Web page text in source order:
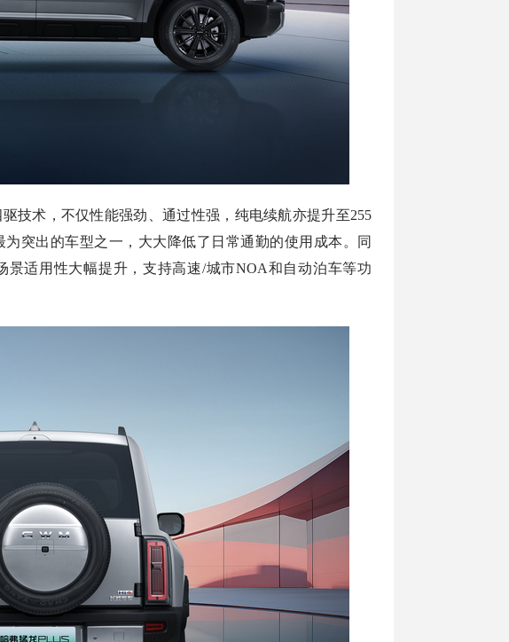
技术，不仅性能强劲、通过性强，纯电续航亦提升至255
突出的车型之一，大大降低了日常通勤的使用成本。同
景适用性大幅提升，支持高速/城市NOA和自动泊车等功